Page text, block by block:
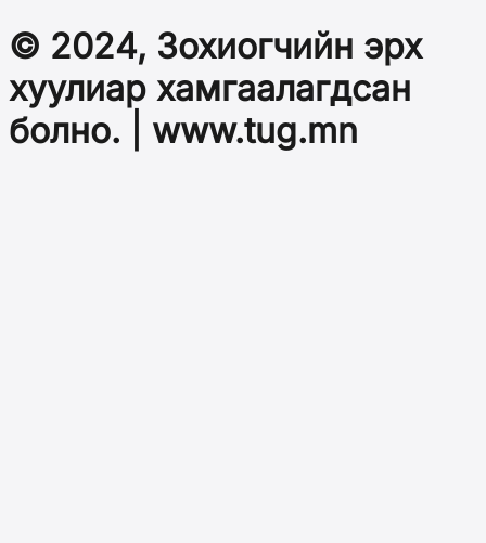
© 2024, Зохиогчийн эрх
хуулиар хамгаалагдсан
болно. | www.tug.mn